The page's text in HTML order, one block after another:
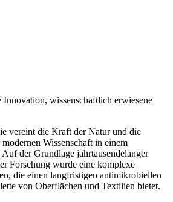
wissenschaftlich erwiesene
vereint die Kraft der Natur und die
Wissenschaft in einem
der Grundlage jahrtausendelanger
Forschung wurde eine komplexe
die einen langfristigen antimikrobiellen
von Oberflächen und Textilien bietet.